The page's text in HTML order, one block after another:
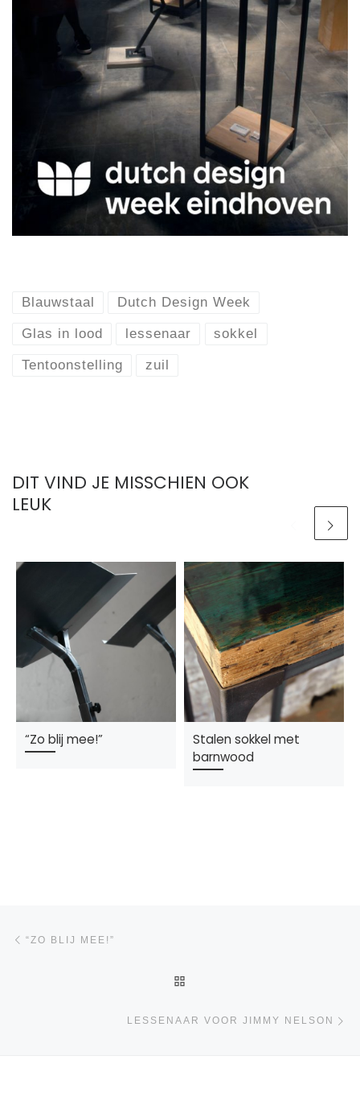
Blauwstaal Dutch Design Week
Glas in lood lessenaar sokkel
Tentoonstelling zuil
DIT VIND JE MISSCHIEN OOK
LEUK
“Zo blij mee!”
Stalen sokkel met
barnwood
Bericht navigatie
“ZO BLIJ MEE!”
LESSENAAR VOOR JIMMY NELSON